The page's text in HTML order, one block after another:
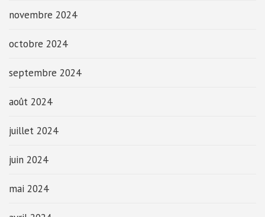
novembre 2024
octobre 2024
septembre 2024
août 2024
juillet 2024
juin 2024
mai 2024